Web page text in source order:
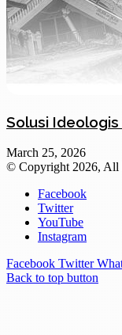
Solusi
March 25, 2026
© Copyright 2026, All
Facebook
Twitter
YouTube
Instagram
Facebook Twitter
Back to top button